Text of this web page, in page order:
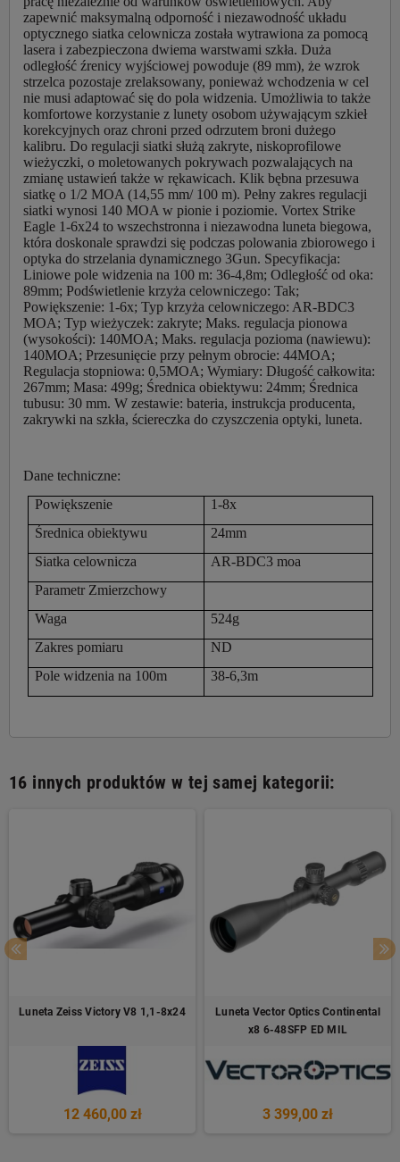
zapewnić maksymalną odporność i niezawodność układu
optycznego siatka celownicza została wytrawiona za pomocą
lasera i zabezpieczona dwiema warstwami szkła. Duża
odległość źrenicy wyjściowej powoduje (89 mm), że wzrok
strzelca pozostaje zrelaksowany, ponieważ wchodzenia w cel
nie musi adaptować się do pola widzenia. Umożliwia to także
komfortowe korzystanie z lunety osobom używającym szkieł
korekcyjnych oraz chroni przed odrzutem broni dużego
kalibru. Do regulacji siatki służą zakryte, niskoprofilowe
wieżyczki, o moletowanych pokrywach pozwalających na
zmianę ustawień także w rękawicach. Klik bębna przesuwa
siatkę o 1/2 MOA (14,55 mm/ 100 m). Pełny zakres regulacji
siatki wynosi 140 MOA w pionie i poziomie. Vortex Strike
Eagle 1-6x24 to wszechstronna i niezawodna luneta biegowa,
która doskonale sprawdzi się podczas polowania zbiorowego i
optyka do strzelania dynamicznego 3Gun. Specyfikacja:
Liniowe pole widzenia na 100 m: 36-4,8m; Odległość od oka:
89mm; Podświetlenie krzyża celowniczego: Tak;
Powiększenie: 1-6x; Typ krzyża celowniczego: AR-BDC3
MOA; Typ wieżyczek: zakryte; Maks. regulacja pionowa
(wysokości): 140MOA; Maks. regulacja pozioma (nawiewu):
140MOA; Przesunięcie przy pełnym obrocie: 44MOA;
Regulacja stopniowa: 0,5MOA; Wymiary: Długość całkowita:
267mm; Masa: 499g; Średnica obiektywu: 24mm; Średnica
tubusu: 30 mm. W zestawie: bateria, instrukcja producenta,
zakrywki na szkła, ściereczka do czyszczenia optyki, luneta.
Dane techniczne:
Powiększenie
1-8x
Średnica obiektywu
24mm
Siatka celownicza
AR-BDC3 moa
Parametr Zmierzchowy
Waga
524g
Zakres pomiaru
ND
Pole widzenia na 100m
38-6,3m
16 innych produktów w tej samej kategorii:
Luneta Zeiss Victory V8 1,1-8x24
12 460,00 zł
Luneta Vector Optics Continental
x8 6-48SFP ED MIL
3 399,00 zł